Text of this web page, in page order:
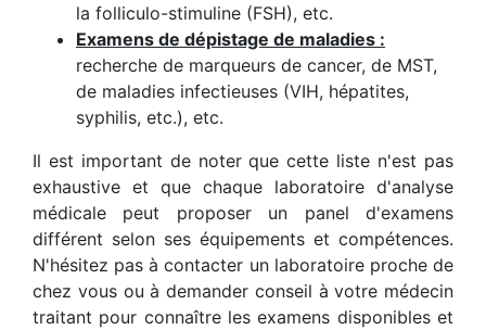
la folliculo-stimuline (FSH), etc.
Examens de dépistage de maladies :
recherche de marqueurs de cancer, de MST,
de maladies infectieuses (VIH, hépatites,
syphilis, etc.), etc.
Il est important de noter que cette liste n'est pas
exhaustive et que chaque laboratoire d'analyse
médicale peut proposer un panel d'examens
différent selon ses équipements et compétences.
N'hésitez pas à contacter un laboratoire proche de
chez vous ou à demander conseil à votre médecin
traitant pour connaître les examens disponibles et